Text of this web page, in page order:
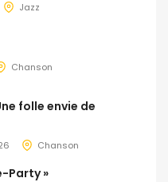
Jazz
Chanson
folle envie de
Chanson
Party »